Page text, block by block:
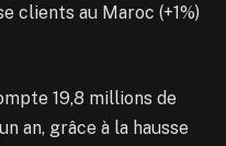
clients au Maroc (+1%)
19,8 millions de
an, grâce à la hausse